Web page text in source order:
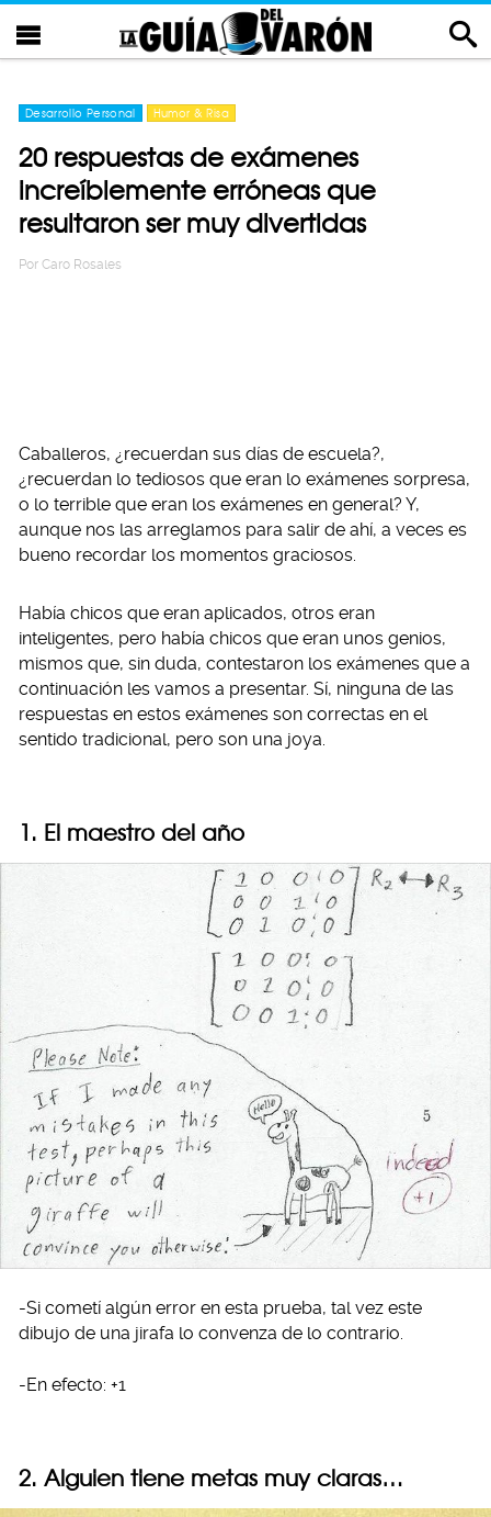
Desarrollo Personal Humor & Risa
20 respuestas de exámenes
increíblemente erróneas que
resultaron ser muy divertidas
Por Caro Rosales
Caballeros, ¿recuerdan sus días de escuela?,
¿recuerdan lo tediosos que eran lo exámenes sorpresa,
o lo terrible que eran los exámenes en general? Y,
aunque nos las arreglamos para salir de ahí, a veces es
bueno recordar los momentos graciosos.
Había chicos que eran aplicados, otros eran
inteligentes, pero había chicos que eran unos genios,
mismos que, sin duda, contestaron los exámenes que a
continuación les vamos a presentar. Sí, ninguna de las
respuestas en estos exámenes son correctas en el
sentido tradicional, pero son una joya.
1. El maestro del año
-Si cometí algún error en esta prueba, tal vez este
dibujo de una jirafa lo convenza de lo contrario.
-En efecto: +1
2. Alguien tiene metas muy claras…